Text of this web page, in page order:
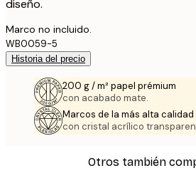
diseño.
Marco no incluido.
WB0059-5
Historia del precio
200 g / m² papel prémium
con acabado mate.
Marcos de la más alta calidad
con cristal acrílico
Otros también